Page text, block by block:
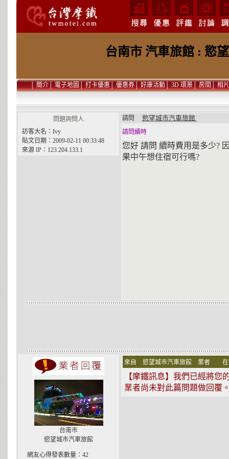
台南市 汽車旅館 : 慾
│簡介│電子地圖│打卡優惠│優惠券│好康活動│3D 環景│房間│相片
問題詢問人
訪客大名：Ivy
貼文日期：2009-02-11 00:33:48
來源 IP：123.204.133.1
請問 慾望城市汽車旅館
請問續時
您好 請問 續時費用是多少?
果中午想住宿可行嗎?
台南市
慾望城市汽車旅館
網友心得發表數量：42
來自 慾望城市汽車旅館 業者
【摩鐵訊息】我們已經將您
業者尚未對此篇問題做回覆